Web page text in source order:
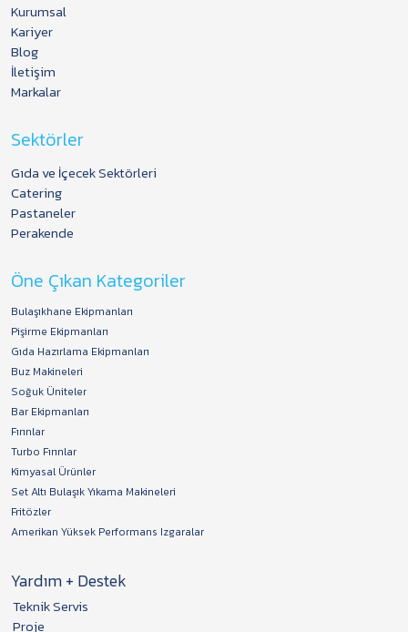
Kurumsal
Kariyer
Blog
İletişim
Markalar
Sektörler
Gıda ve İçecek Sektörleri
Catering
Pastaneler
Perakende
Öne Çıkan Kategoriler
Bulaşıkhane Ekipmanları
Pişirme Ekipmanları
Gıda Hazırlama Ekipmanları
Buz Makineleri
Soğuk Üniteler
Bar Ekipmanları
Fırınlar
Turbo Fırınlar
Kimyasal Ürünler
Set Altı Bulaşık Yıkama Makineleri
Fritözler
Amerikan Yüksek Performans Izgaralar
Yardım + Destek
Teknik Servis
Proje